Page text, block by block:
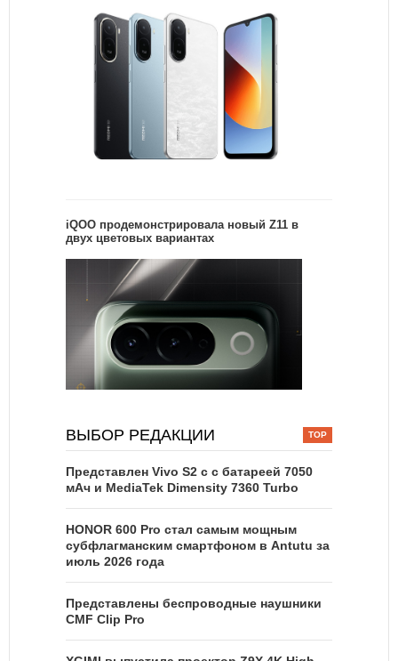
iQOO продемонстрировала новый Z11 в
двух цветовых вариантах
ВЫБОР РЕДАКЦИИ
Представлен Vivo S2 с с батареей 7050
мАч и MediaTek Dimensity 7360 Turbo
HONOR 600 Pro стал самым мощным
субфлагманским смартфоном в Antutu за
июль 2026 года
Представлены беспроводные наушники
CMF Clip Pro